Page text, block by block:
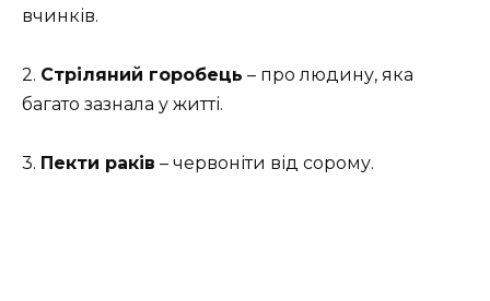
вчинків.
2. Стріляний горобець – про людину, яка
багато зазнала у житті.
3. Пекти раків – червоніти від сорому.